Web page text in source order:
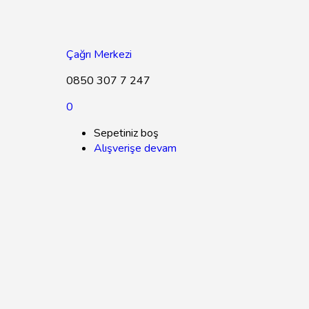
Çağrı Merkezi
0850 307 7 247
0
Sepetiniz boş
Alışverişe devam